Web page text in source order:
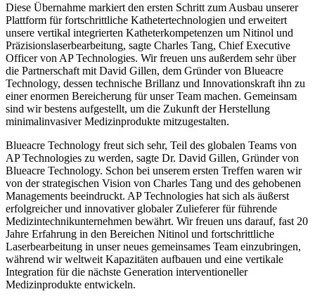
Diese Übernahme markiert den ersten Schritt zum Ausbau unserer
Plattform für fortschrittliche Kathetertechnologien und erweitert
unsere vertikal integrierten Katheterkompetenzen um Nitinol und
Präzisionslaserbearbeitung, sagte Charles Tang, Chief Executive
Officer von AP Technologies. Wir freuen uns außerdem sehr über
die Partnerschaft mit David Gillen, dem Gründer von Blueacre
Technology, dessen technische Brillanz und Innovationskraft ihn zu
einer enormen Bereicherung für unser Team machen. Gemeinsam
sind wir bestens aufgestellt, um die Zukunft der Herstellung
minimalinvasiver Medizinprodukte mitzugestalten.
Blueacre Technology freut sich sehr, Teil des globalen Teams von
AP Technologies zu werden, sagte Dr. David Gillen, Gründer von
Blueacre Technology. Schon bei unserem ersten Treffen waren wir
von der strategischen Vision von Charles Tang und des gehobenen
Managements beeindruckt. AP Technologies hat sich als äußerst
erfolgreicher und innovativer globaler Zulieferer für führende
Medizintechnikunternehmen bewährt. Wir freuen uns darauf, fast 20
Jahre Erfahrung in den Bereichen Nitinol und fortschrittliche
Laserbearbeitung in unser neues gemeinsames Team einzubringen,
während wir weltweit Kapazitäten aufbauen und eine vertikale
Integration für die nächste Generation interventioneller
Medizinprodukte entwickeln.